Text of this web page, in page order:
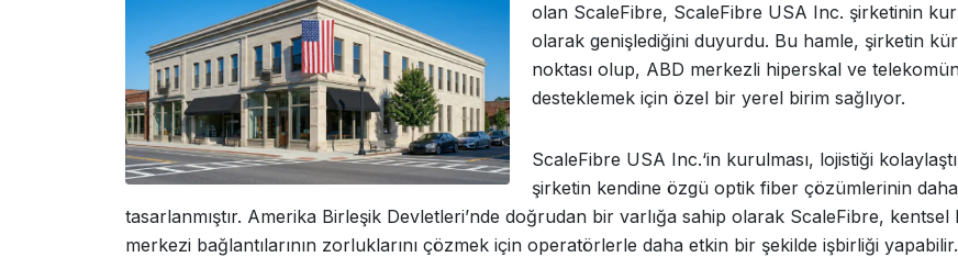
olan ScaleFibre, ScaleFibre USA Inc. şirketinin
olarak genişlediğini duyurdu. Bu hamle, şirketin
noktası olup, ABD merkezli hiperskal ve
desteklemek için özel bir yerel birim sağlıyor.
ScaleFibre USA Inc.‘in kurulması, lojistiği
şirketin kendine özgü optik fiber çözümlerinin daha
tasarlanmıştır. Amerika Birleşik Devletleri’nde doğrudan bir varlığa sahip olarak ScaleFibre, kentsel
merkezi bağlantılarının zorluklarını çözmek için operatörlerle daha etkin bir şekilde işbirliği yapabilir.